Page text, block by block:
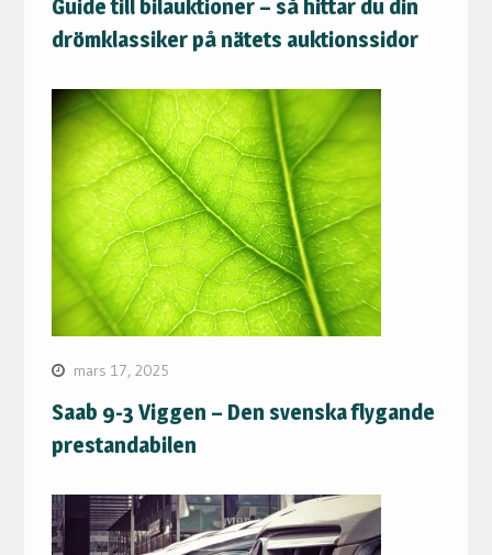
Guide till bilauktioner – så hittar du din
drömklassiker på nätets auktionssidor
mars 17, 2025
Saab 9-3 Viggen – Den svenska flygande
prestandabilen